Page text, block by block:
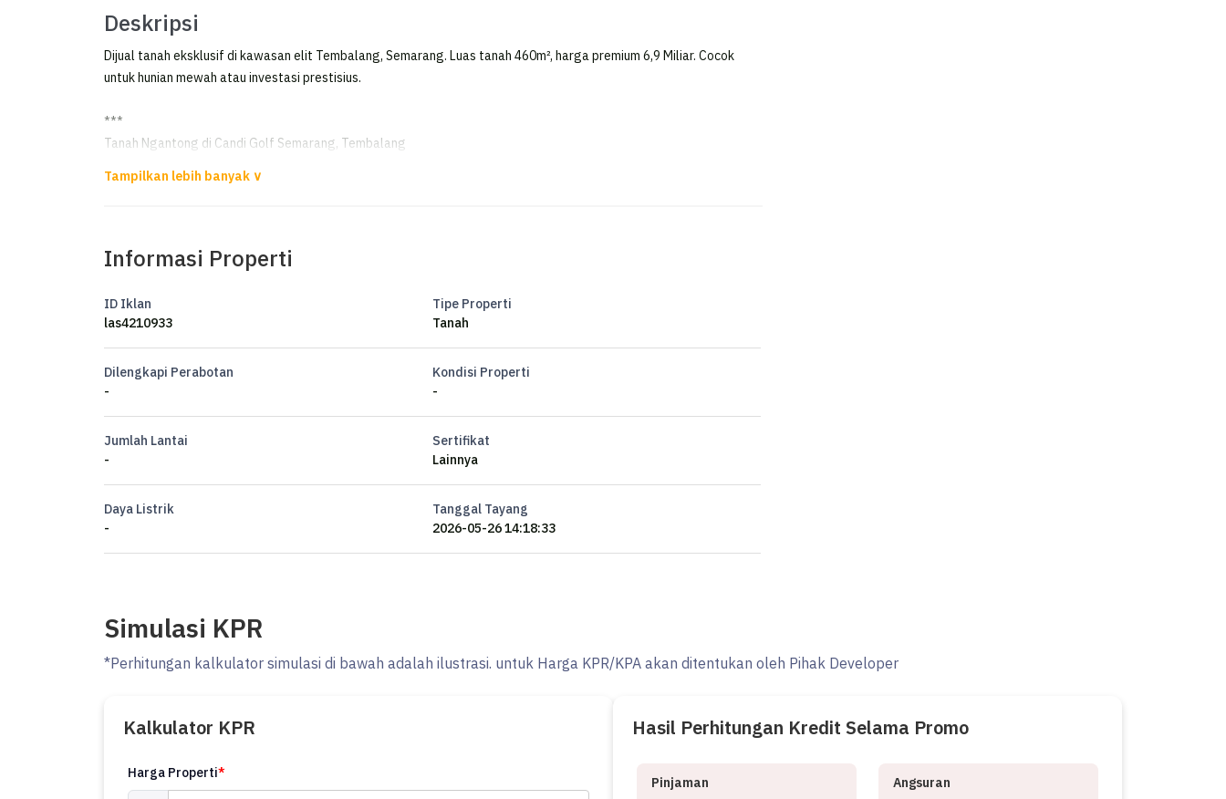
Deskripsi
Dijual tanah eksklusif di kawasan elit Tembalang, Semarang. Luas tanah 460m², harga premium 6,9 Miliar. Cocok
untuk hunian mewah atau investasi prestisius.
***
Tanah Ngantong di Candi Golf Semarang, Tembalang
Dijual Tanah di Candi Golf Semarang
Lebar Depan ±9m
Hadap Barat Laut
Informasi Properti
ID Iklan
las4210933
Tipe Properti
Tanah
Dilengkapi Perabotan
-
Kondisi Properti
-
Jumlah Lantai
-
Sertifikat
Lainnya
Daya Listrik
-
Tanggal Tayang
2026-05-26 14:18:33
Simulasi KPR
*Perhitungan kalkulator simulasi di bawah adalah ilustrasi. untuk Harga KPR/KPA akan ditentukan oleh Pihak Developer
Kalkulator KPR
Harga Properti*
Hasil Perhitungan Kredit Selama Promo
Pinjaman Angsuran